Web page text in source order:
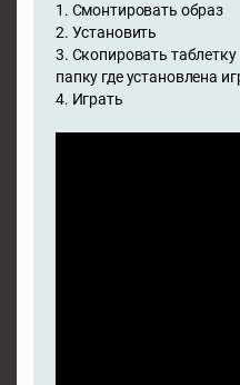
1. Смонтировать образ
2. Установить
3. Скопировать
папку где установлена
4. Играть